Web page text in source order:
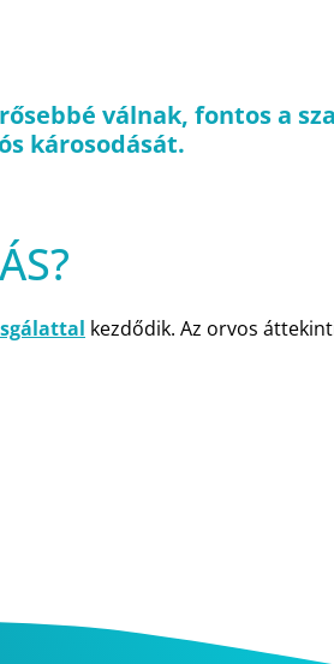
válnak, fontos a
károsodását.
kezdődik. Az orvos